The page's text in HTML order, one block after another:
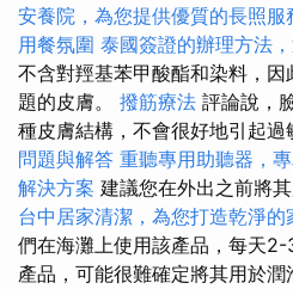
安養院，為您提供優質的長照服
用餐氛圍 泰國簽證的辦理方法
不含對羥基苯甲酸酯和染料，
題的皮膚。 撥筋療法 評論說，
種皮膚結構，不會很好地引起過
問題與解答 重聽專用助聽器，
解決方案 建議您在外出之前將
台中居家清潔，為您打造乾淨的
們在海灘上使用該產品，每天
產品，可能很難確定將其用於潤